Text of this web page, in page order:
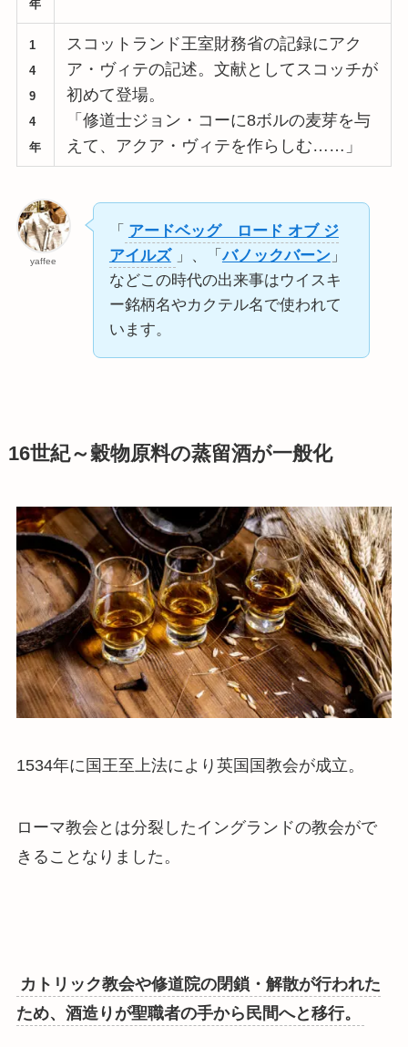
年
1
4
9
4
年
スコットランド王室財務省の記録にアク
ア・ヴィテの記述。文献としてスコッチが
初めて登場。
「修道士ジョン・コーに8ボルの麦芽を与
えて、アクア・ヴィテを作らしむ……」
yaffee
「 アードベッグ ロード オブ ジ
アイルズ 」、「バノックバーン」
などこの時代の出来事はウイスキ
ー銘柄名やカクテル名で使われて
います。
16世紀～穀物原料の蒸留酒が一般化
1534年に国王至上法により英国国教会が成立。
ローマ教会とは分裂したイングランドの教会がで
きることなりました。
カトリック教会や修道院の閉鎖・解散が行われた
ため、酒造りが聖職者の手から民間へと移行。